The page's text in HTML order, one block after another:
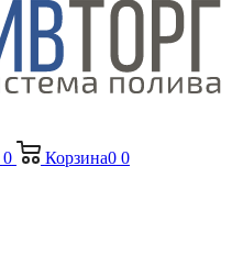
0 Корзина0 0